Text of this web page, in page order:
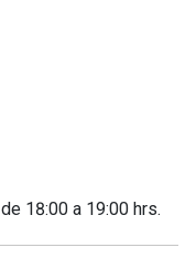
de 18:00 a 19:00 hrs.